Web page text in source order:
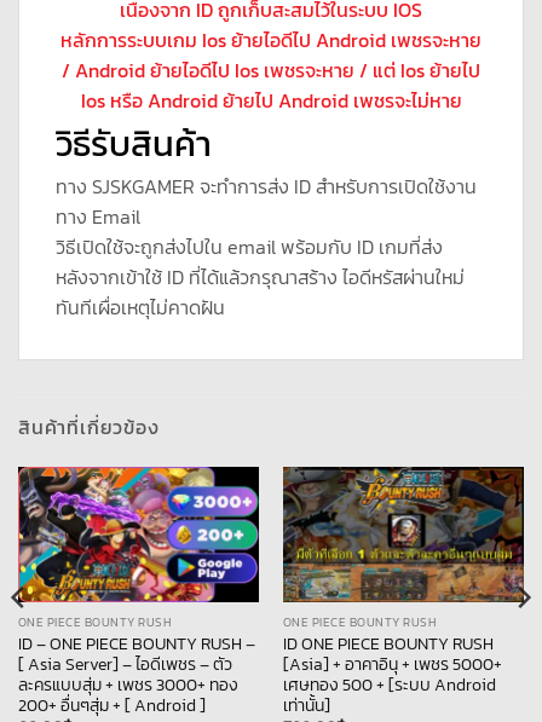
เนื่องจาก ID ถูกเก็บสะสมไว้ในระบบ IOS
หลักการระบบเกม Ios ย้ายไอดีไป Android เพชรจะหาย
/ Android ย้ายไอดีไป Ios เพชรจะหาย / แต่ Ios ย้ายไป
Ios หรือ Android ย้ายไป Android เพชรจะไม่หาย
วิธีรับสินค้า
ทาง SJSKGAMER จะทำการส่ง ID สำหรับการเปิดใช้งาน
ทาง Email
วิธีเปิดใช้จะถูกส่งไปใน email พร้อมกับ ID เกมที่ส่ง
หลังจากเข้าใช้ ID ที่ได้แล้วกรุณาสร้าง ไอดีหรัสผ่านใหม่
ทันทีเผื่อเหตุไม่คาดฝัน
สินค้าที่เกี่ยวข้อง
ONE PIECE BOUNTY RUSH
ID – ONE PIECE BOUNTY RUSH –
[ Asia Server] – ไอดีเพชร – ตัว
ละครแบบสุ่ม + เพชร 3000+ ทอง
200+ อื่นๆสุ่ม + [ Android ]
ONE PIECE BOUNTY RUSH
ID ONE PIECE BOUNTY RUSH
[Asia] + อาคาอินุ + เพชร 5000+
เศษทอง 500 + [ระบบ Android
เท่านั้น]